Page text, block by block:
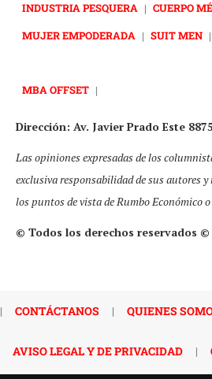
INDUSTRIA PESQUERA | CUERPO
MUJER EMPODERADA | SUIT MEN |
MBA OFFSET |
Dirección: Av. Javier Prado Este
Las opiniones expresadas de los
exclusiva responsabilidad de sus autores
los puntos de vista de Rumbo Económico
© Todos los derechos reservados
| CONTÁCTANOS | QUIENES
AVISO LEGAL Y DE PRIVACIDAD |